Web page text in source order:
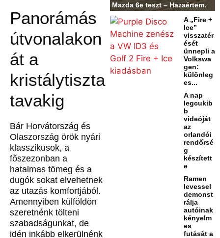
Panorámás
útvonalakon
át a
kristálytiszta
tavakig
Bár Horvátország és
Olaszország örök nyári
klasszikusok, a
főszezonban a
hatalmas tömeg és a
dugók sokat elvehetnek
az utazás komfortjából.
Amennyiben külföldön
szeretnénk tölteni
szabadságunkat, de
idén inkább elkerülnénk
Mazda 6e teszt – Hazaértem.
A „Fire +
Ice”
visszatér
ését
ünnepli a
Volkswa
gen:
különleg
es...
A nap
legcukib
b
videóját
az
orlandói
rendőrsé
g
készített
e
Ramen
levessel
demonst
rálja
autóinak
kényelm
es
futását a